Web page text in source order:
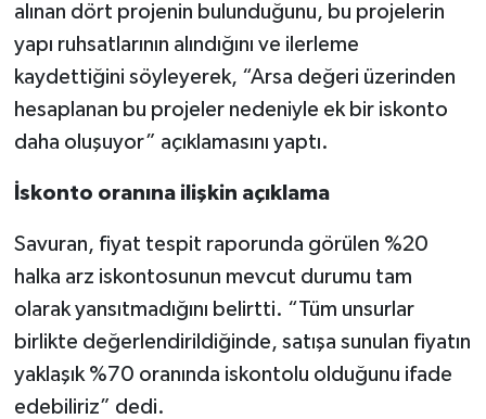
alınan dört projenin bulunduğunu, bu projelerin
yapı ruhsatlarının alındığını ve ilerleme
kaydettiğini söyleyerek, “Arsa değeri üzerinden
hesaplanan bu projeler nedeniyle ek bir iskonto
daha oluşuyor” açıklamasını yaptı.
İskonto oranına ilişkin açıklama
Savuran, fiyat tespit raporunda görülen %20
halka arz iskontosunun mevcut durumu tam
olarak yansıtmadığını belirtti. “Tüm unsurlar
birlikte değerlendirildiğinde, satışa sunulan fiyatın
yaklaşık %70 oranında iskontolu olduğunu ifade
edebiliriz” dedi.